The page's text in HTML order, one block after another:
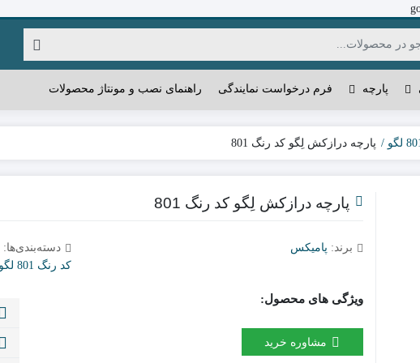
پارچه فرم درخواست نمایندگی راهنمای نصب و مونتاژ محصولات
پارچه درازکش لِگو کد رنگ 801
پارچه درازکش لِگو کد رنگ 801
برند: پامیکس دسته‌بندی‌ها:
کد رنگ 801 لگو
ویژگی های محصول:
مشاوره خرید